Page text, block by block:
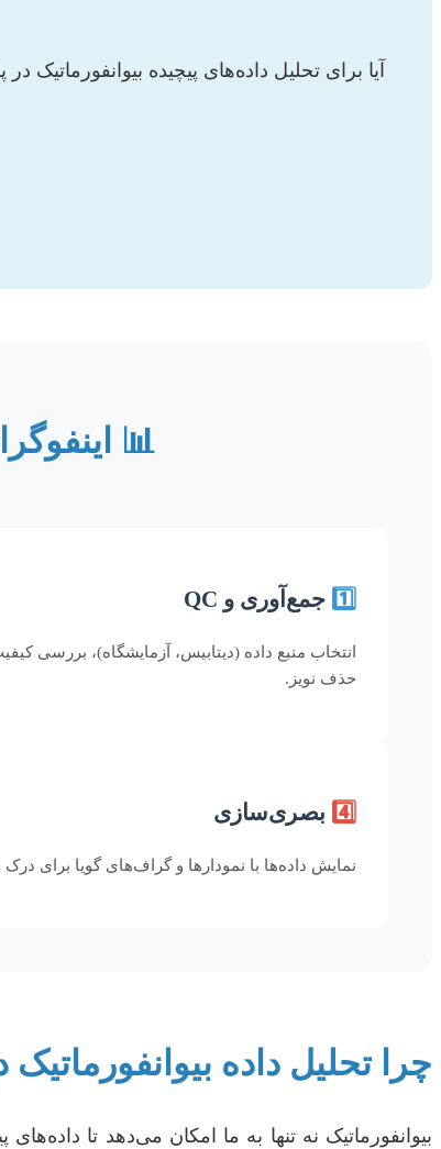
آیا برای تحلیل داده‌های پیچیده
📊
1️⃣ جمع‌آوری و QC
انتخاب منبع داده (دیتابیس، آزمایشگاه)، بررسی
حذف نویز.
4️⃣ بصری‌سازی
نمایش داده‌ها با نمودارها و گراف‌های گویا برای درک
چرا تحلیل داده
بیوانفورماتیک نه تنها به ما امکان می‌دهد تا